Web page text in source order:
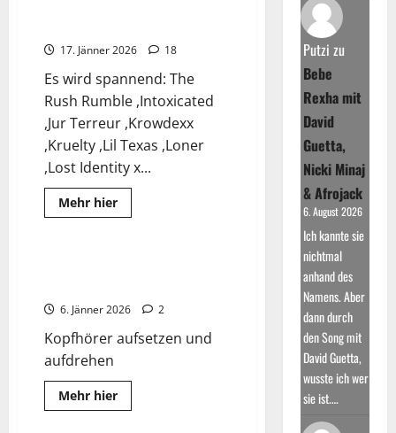
Hardcore
Electroverse
17. Jänner 2026 18
Es wird spannend: The
Rush Rumble ,Intoxicated
,Jur Terreur ,Krowdexx
,Kruelty ,Lil Texas ,Loner
,Lost Identity x...
Mehr hierRead
more
die
Runde
Hardstyle DLX
6. Jänner 2026 2
Kopfhörer aufsetzen und
aufdrehen
Mehr hierRead
more
Putzi zu
Bebe
Rexha mit
David
Guetta,
Nicki Minaj
& Afrojack
6. August 2026
Ich kannte sie
nichtmal
anhand des
Namens. Aber
dann durch
den Song mit
David Guetta,
wusste ich wer
sie ist.…